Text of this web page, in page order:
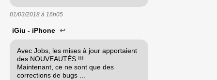
01/03/2018 à 16h05
iGiu - iPhone ↩
Avec Jobs, les mises à jour apportaient
des NOUVEAUTÉS !!!
Maintenant, ce ne sont que des
corrections de bugs ...